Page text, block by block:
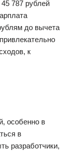
787 рублей
до вычета
к
особенно в
в
разработчики,